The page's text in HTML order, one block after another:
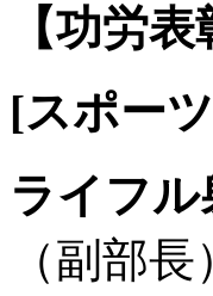
【功労
[スポー
ライフル
（副部